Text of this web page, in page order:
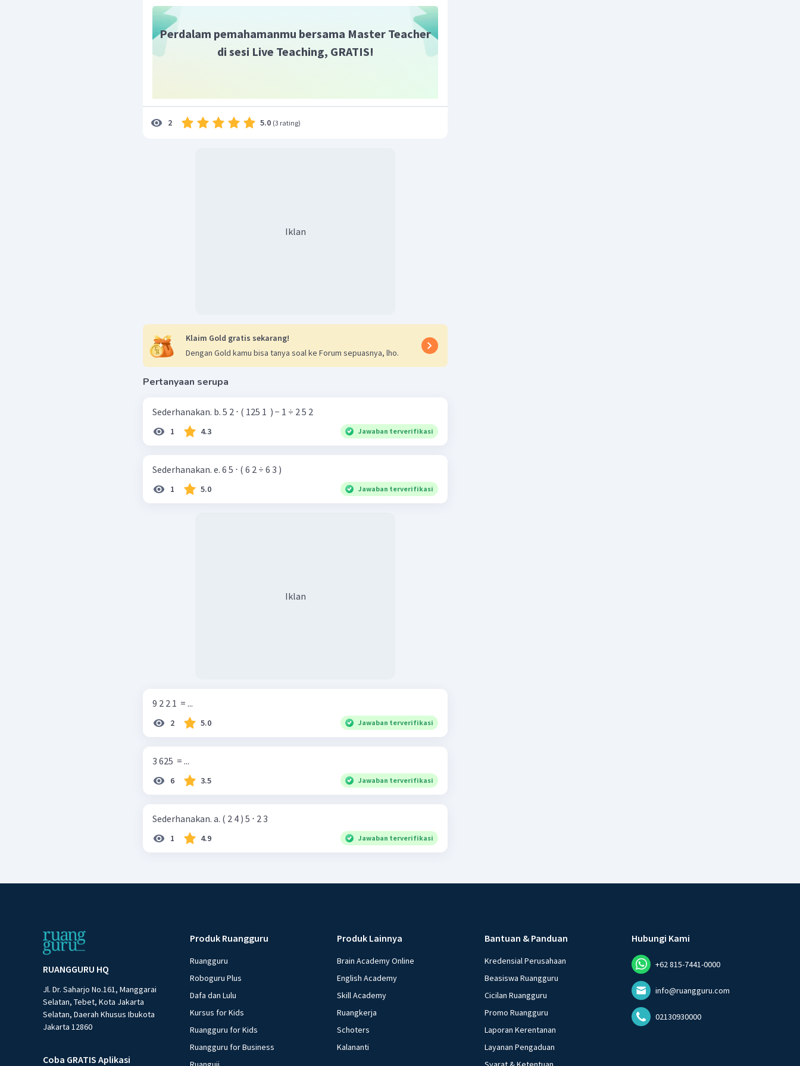
Perdalam pemahamanmu bersama Master Teacher
di sesi Live Teaching, GRATIS!
2 5.0 (3 rating)
Iklan
Klaim Gold gratis sekarang!
Dengan Gold kamu bisa tanya soal ke Forum sepuasnya, lho.
Pertanyaan serupa
Sederhanakan. b. 5 2 ⋅ ( 125 1 ​ ) − 1 ÷ 2 5 2
1 4.3 Jawaban terverifikasi
Sederhanakan. e. 6 5 ⋅ ( 6 2 ÷ 6 3 )
1 5.0 Jawaban terverifikasi
Iklan
9 2 2 1 ​ = ...
2 5.0 Jawaban terverifikasi
3 625 ​ = ...
6 3.5 Jawaban terverifikasi
Sederhanakan. a. ( 2 4 ) 5 ⋅ 2 3
1 4.9 Jawaban terverifikasi
RUANGGURU HQ
Jl. Dr. Saharjo No.161, Manggarai
Selatan, Tebet, Kota Jakarta
Selatan, Daerah Khusus Ibukota
Jakarta 12860
Coba GRATIS Aplikasi
Produk Ruangguru
Ruangguru
Roboguru Plus
Dafa dan Lulu
Kursus for Kids
Ruangguru for Kids
Ruangguru for Business
Produk Lainnya
Brain Academy Online
English Academy
Skill Academy
Ruangkerja
Schoters
Kalananti
Bantuan & Panduan
Kredensial Perusahaan
Beasiswa Ruangguru
Cicilan Ruangguru
Promo Ruangguru
Laporan Kerentanan
Layanan Pengaduan
Hubungi Kami
+62 815-7441-0000
info@ruangguru.com
02130930000